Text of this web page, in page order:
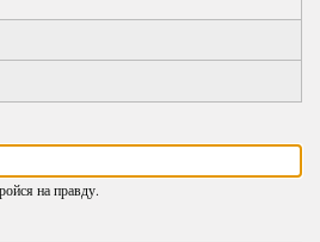
на правду.